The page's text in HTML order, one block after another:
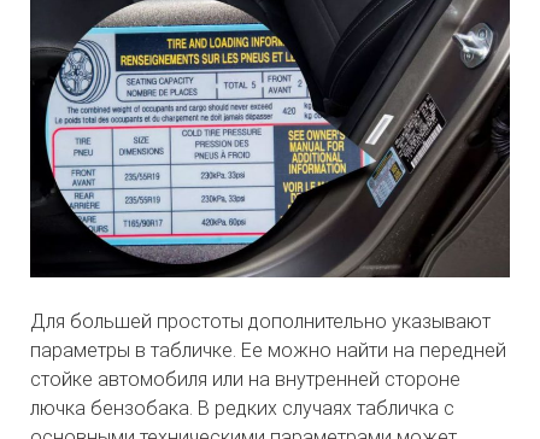
Для большей простоты дополнительно указывают
параметры в табличке. Ее можно найти на передней
стойке автомобиля или на внутренней стороне
лючка бензобака. В редких случаях табличка с